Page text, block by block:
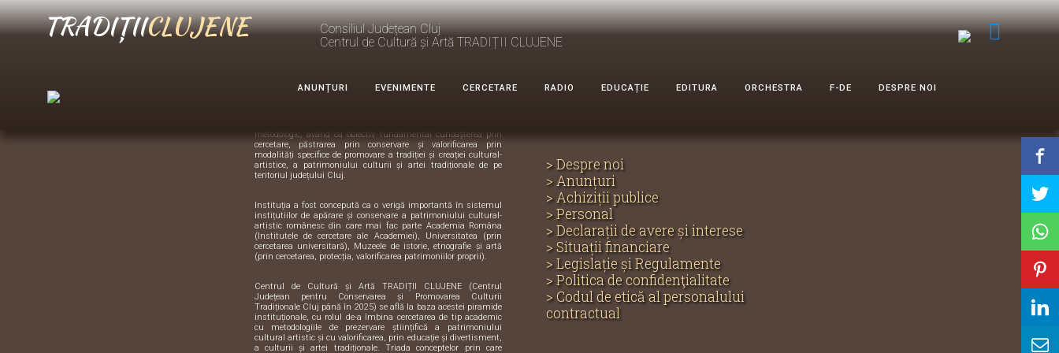
TRADIȚIICLUJENE
Consiliul Județean Cluj
Centrul de Cultură și Artă TRADIȚII CLUJENE
ANUNȚURI EVENIMENTE CERCETARE RADIO EDUCAȚIE EDITURA ORCHESTRA F-DE DESPRE NOI
Brâul nr. 3
Despre
Artă TRADIȚII CLUJENE
metodologic, având ca obiectiv fundamental cunoașterea prin
cercetare, păstrarea prin conservare și valorificarea prin
modalități specifice de promovare a tradiției și creației cultural-
artistice, a patrimoniului culturii și artei tradiționale de pe
teritoriul județului Cluj.
Instituția a fost concepută ca o verigă importantă în sistemul
instițutiilor de apărare și conservare a patrimoniului cultural-
artistic românesc din care mai fac parte Academia Româna
(Institutele de cercetare ale Academiei), Universitatea (prin
cercetarea universitară), Muzeele de istorie, etnografie și artă
(prin cercetarea, protecția, valorificarea patrimoniilor proprii).
Centrul de Cultură și Artă TRADIȚII CLUJENE (Centrul
Județean pentru Conservarea și Promovarea Culturii
Tradiționale Cluj până în 2025) se află la baza acestei piramide
instituționale, cu rolul de-a îmbina cercetarea de tip academic
cu metodologiile de prezervare științifică a patrimoniului
cultural artistic și cu valorificarea, prin educație și divertisment,
a culturii și artei tradiționale. Triada conceptelor prin care
> Despre noi
> Anunțuri
> Achiziții publice
> Personal
> Declarații de avere și interese
> Situații financiare
> Legislație și Regulamente
> Politica de confidenţialitate
> Codul de etică al personalului
contractual